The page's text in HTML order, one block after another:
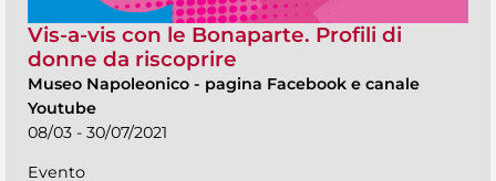
Vis-a-vis con le Bonaparte. Profili di
donne da riscoprire
Museo Napoleonico - pagina Facebook e canale
Youtube
08/03 - 30/07/2021
Evento